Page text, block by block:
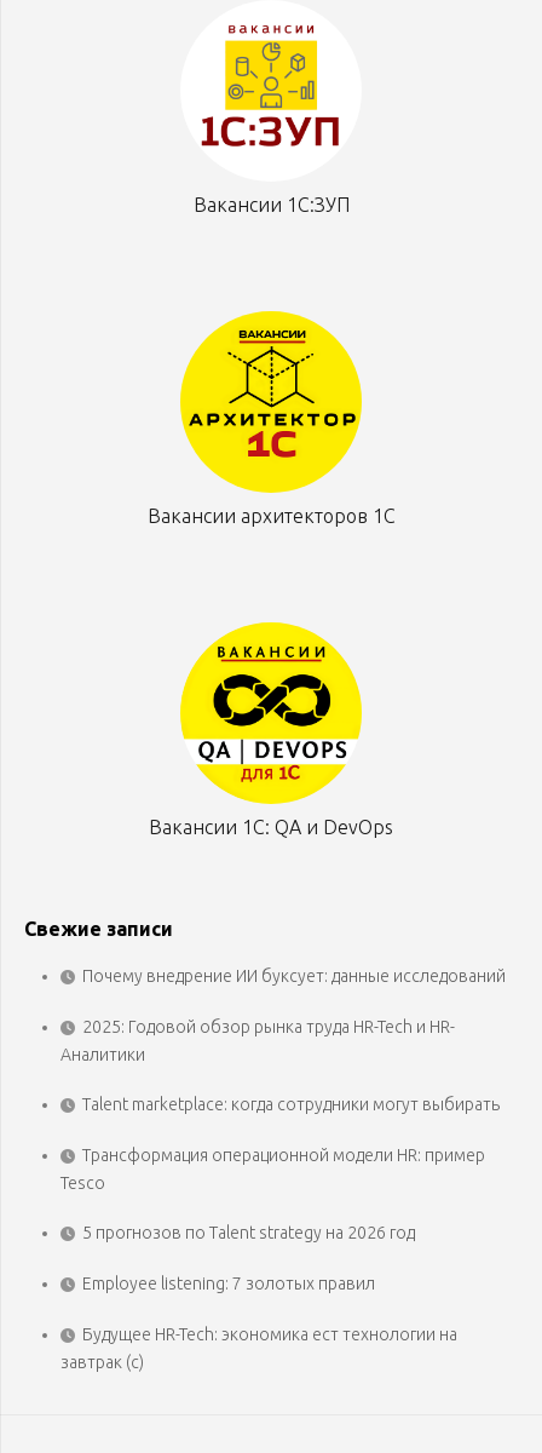
Вакансии 1С:ЗУП
Вакансии архитекторов 1С
Вакансии 1С: QA и DevOps
Свежие записи
Почему внедрение ИИ буксует: данные исследований
2025: Годовой обзор рынка труда HR-Tech и HR-
Аналитики
Talent marketplace: когда сотрудники могут выбирать
Трансформация операционной модели HR: пример
Tesco
5 прогнозов по Talent strategy на 2026 год
Employee listening: 7 золотых правил
Будущее HR-Tech: экономика ест технологии на
завтрак (с)